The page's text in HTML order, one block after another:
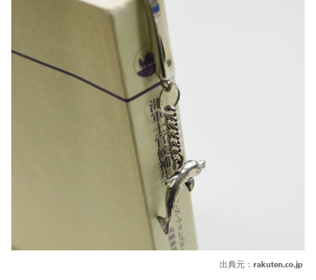
出典元： rakuten.co.jp